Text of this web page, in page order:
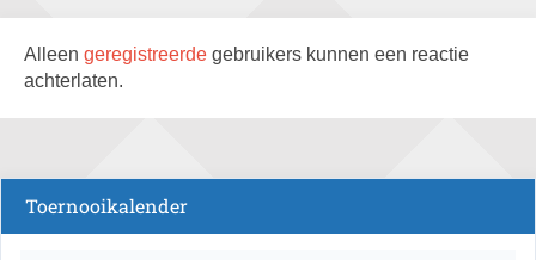
Alleen geregistreerde gebruikers kunnen een reactie
achterlaten.
Toernooikalender